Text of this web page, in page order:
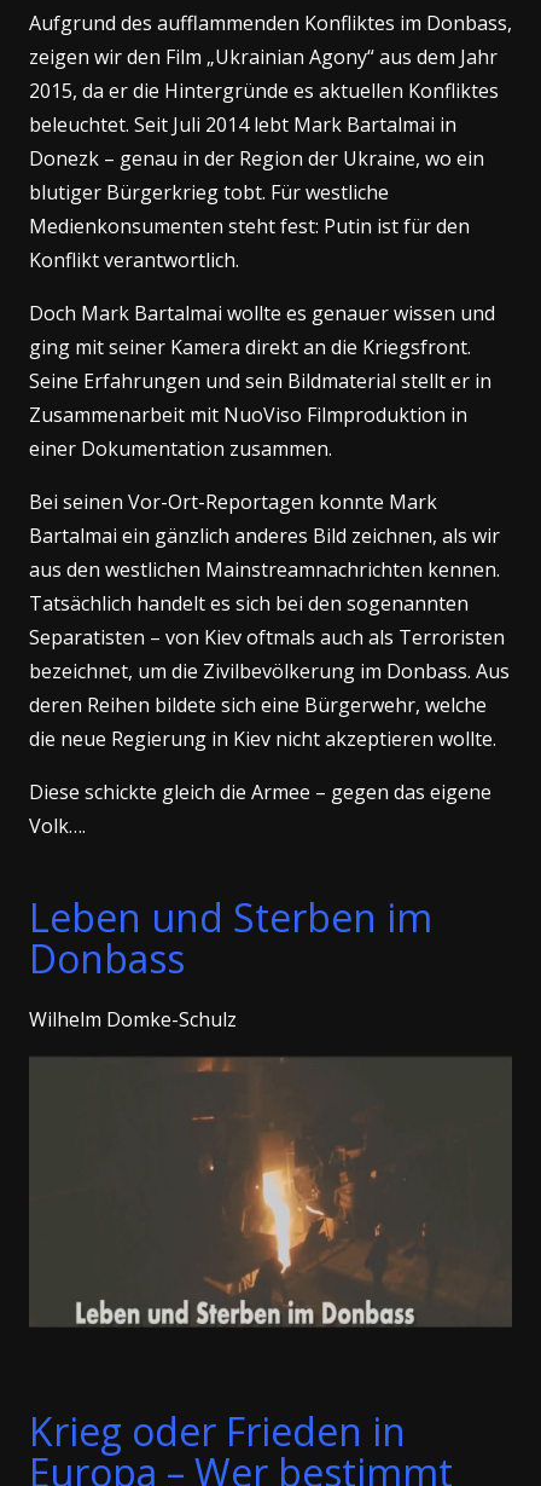
Aufgrund des aufflammenden Konfliktes im Donbass,
zeigen wir den Film „Ukrainian Agony“ aus dem Jahr
2015, da er die Hintergründe es aktuellen Konfliktes
beleuchtet. Seit Juli 2014 lebt Mark Bartalmai in
Donezk – genau in der Region der Ukraine, wo ein
blutiger Bürgerkrieg tobt. Für westliche
Medienkonsumenten steht fest: Putin ist für den
Konflikt verantwortlich.
Doch Mark Bartalmai wollte es genauer wissen und
ging mit seiner Kamera direkt an die Kriegsfront.
Seine Erfahrungen und sein Bildmaterial stellt er in
Zusammenarbeit mit NuoViso Filmproduktion in
einer Dokumentation zusammen.
Bei seinen Vor-Ort-Reportagen konnte Mark
Bartalmai ein gänzlich anderes Bild zeichnen, als wir
aus den westlichen Mainstreamnachrichten kennen.
Tatsächlich handelt es sich bei den sogenannten
Separatisten – von Kiev oftmals auch als Terroristen
bezeichnet, um die Zivilbevölkerung im Donbass. Aus
deren Reihen bildete sich eine Bürgerwehr, welche
die neue Regierung in Kiev nicht akzeptieren wollte.
Diese schickte gleich die Armee – gegen das eigene
Volk….
Leben und Sterben im
Donbass
Wilhelm Domke-Schulz
Krieg oder Frieden in
Europa – Wer bestimmt